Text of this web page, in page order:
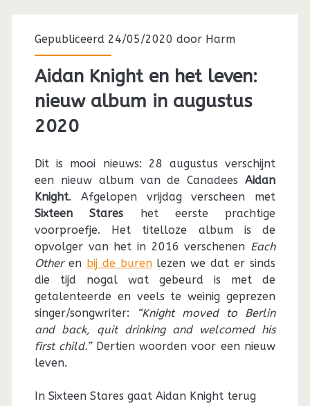
Gepubliceerd 24/05/2020 door Harm
Aidan Knight en het leven:
nieuw album in augustus
2020
Dit is mooi nieuws: 28 augustus verschijnt
een nieuw album van de CanadeesAidan
Knight. Afgelopen vrijdag verscheen met
Sixteen Stares het eerste prachtige
voorproefje. Het titelloze album is de
opvolger van het in 2016 verschenen Each
Otheren bij de burenlezen we dat er sinds
die tijd nogal wat gebeurd is met de
getalenteerde en veels te weinig geprezen
singer/songwriter:
“Knight moved to Berlin
and back, quit drinking and welcomed his
first child.”Dertien woorden voor een nieuw
leven.
In Sixteen Stares gaat Aidan Knight terug